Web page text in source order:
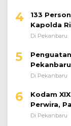
4
133
Kapolda
dengan
Di Pekanbaru
5
Di Pekanbaru
6
Kodam
Perwira,
Perkuat
Di Pekanbaru